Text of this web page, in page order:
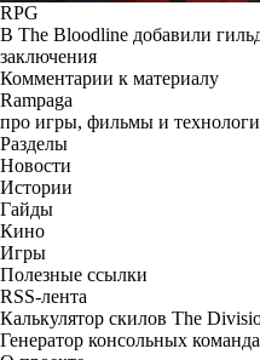
RPG
В The Bloodline добавили
заключения
Комментарии к материалу
Rampaga
про игры, фильмы и
Разделы
Новости
Истории
Гайды
Кино
Игры
Полезные ссылки
RSS-лента
Калькулятор скилов The
Генератор консольных